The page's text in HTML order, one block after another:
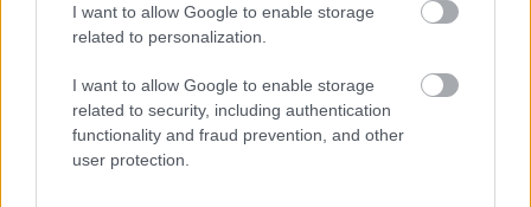
I want to allow Google to enable storage
related to personalization.
I want to allow Google to enable storage
related to security, including authentication
functionality and fraud prevention, and other
user protection.
tradície a najvyššie štandardy. Dôkazom toho sú dekády
spolupráce s automobilkami ako Rolls- Royce, Bentley,
Jaguar, Daimler, alebo Ferrari. Svet Interiérového dizajnu
obsadili v podobe čalúnenia do slávnych stoličiek
„Barcelona“ od Ludwiga Mies van der Rohe. A od tohto